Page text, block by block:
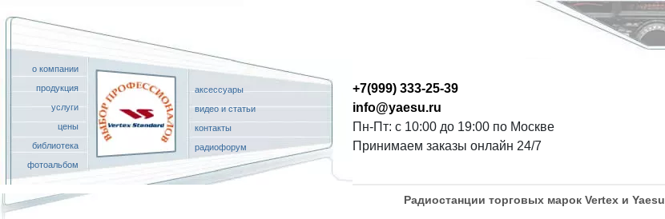
о компании
продукция
услуги
цены
библиотека
фотоальбом
аксессуары
видео и статьи
контакты
радиофорум
+7(999) 333-25-39
info@yaesu.ru
Пн-Пт: с 10:00 до 19:00 по Москве
Принимаем заказы онлайн 24/7
Радиостанции торговых марок Vertex и Yaesu